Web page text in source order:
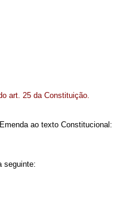
art. 25 da Constituição.
ao texto Constitucional:
seguinte: